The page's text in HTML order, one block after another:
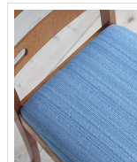
populärt tyg som
och dynor. Mycket
väveri grundades
mejeriet i Berghem
Idag ägs och drivs
Ericsson.
Här hittar du alla